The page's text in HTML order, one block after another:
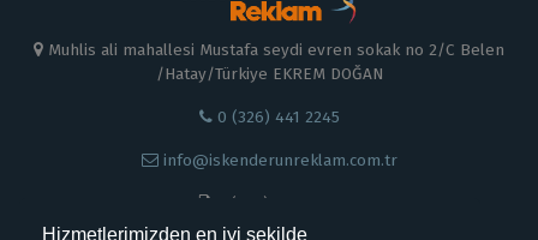
Hizmetlerimizden en iyi şekilde
Muhlis ali mahallesi Mustafa seydi evren sokak no 2/C Belen
/Hatay/Türkiye EKREM DOĞAN
0 (326) 441 2245
info@iskenderunreklam.com.tr
0 (326) 441 22 45